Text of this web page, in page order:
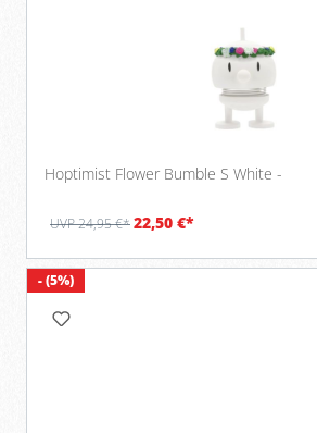
Hoptimist Flower Bumble S White -
UVP 24,95 €*22,50 €*
- (5%)